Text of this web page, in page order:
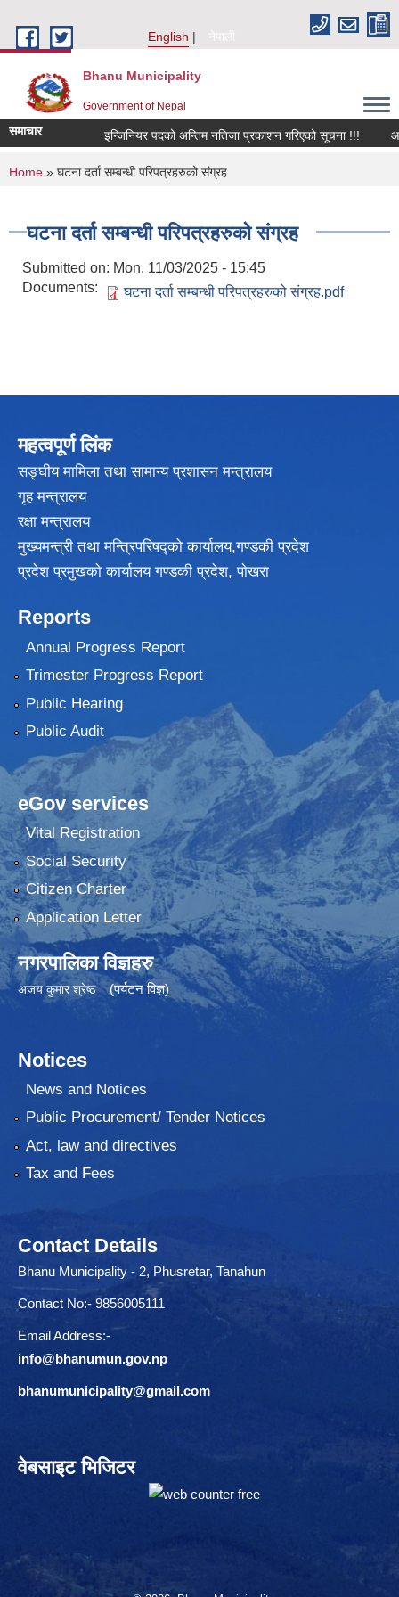
English
नेपाली
Bhanu Municipality
Government of Nepal
समाचार इन्जिनियर पदको अन्तिम नतिजा प्रकाशन गरिएको सूचना !!!
You are here
Home » घटना दर्ता सम्बन्धी परिपत्रहरुको संग्रह
घटना दर्ता सम्बन्धी परिपत्रहरुको संग्रह
Submitted on: Mon, 11/03/2025 - 15:45
Documents:
घटना दर्ता सम्बन्धी परिपत्रहरुको संग्रह.pdf
महत्वपूर्ण लिंक
सङ्घीय मामिला तथा सामान्य प्रशासन मन्त्रालय
गृह मन्त्रालय
रक्षा मन्त्रालय
मुख्यमन्त्री तथा मन्त्रिपरिषद्को कार्यालय,गण्डकी प्रदेश
प्रदेश प्रमुखकाे कार्यालय गण्डकी प्रदेश, पाेखरा
Reports
Annual Progress Report
Trimester Progress Report
Public Hearing
Public Audit
eGov services
Vital Registration
Social Security
Citizen Charter
Application Letter
नगरपालिका विज्ञहरु
अजय कुमार श्रेष्ठ (पर्यटन विज्ञ)
Notices
News and Notices
Public Procurement/ Tender Notices
Act, law and directives
Tax and Fees
Contact Details
Bhanu Municipality - 2, Phusretar, Tanahun
Contact No:- 9856005111
Email Address:-
info@bhanumun.gov.np
bhanumunicipality@gmail.com
वेबसाइट भिजिटर